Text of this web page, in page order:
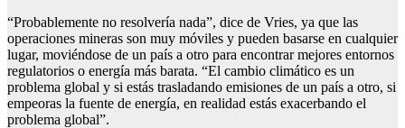
“Probablemente no resolvería nada”, dice de Vries, ya que las
operaciones mineras son muy móviles y pueden basarse en cualquier
lugar, moviéndose de un país a otro para encontrar mejores entornos
regulatorios o energía más barata. “El cambio climático es un
problema global y si estás trasladando emisiones de un país a otro, si
empeoras la fuente de energía, en realidad estás exacerbando el
problema global”.